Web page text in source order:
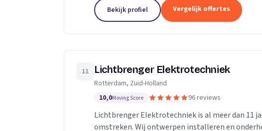
Bekijk profiel Vergelijk offertes
11 Lichtbrenger Elektrotechniek
Rotterdam, Zuid-Holland
10,0Moving Score 96 reviews
Lichtbrenger Elektrotechniek is al meer dan 11
omstreken. Wij ontwerpen installeren en